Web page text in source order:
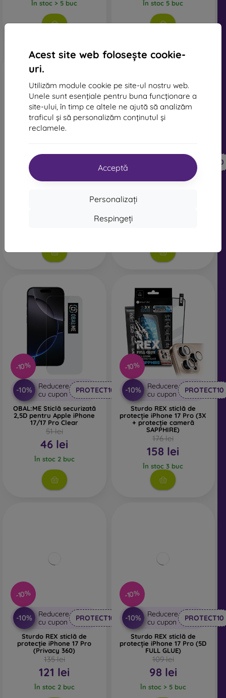
Acest site web folosește cookie-
uri.
Utilizăm module cookie pe site-ul nostru web.
Unele sunt esențiale pentru buna funcționare a
site-ului, în timp ce altele ne ajută să analizăm
traficul și să personalizăm conținutul și
reclamele.
Acceptă
Personalizați
Respingeți
În stoc > 5 buc În stoc 5 buc
-10%
Reducere
OBAL:ME Privacy 5D Sticlă
PROTECT10
OBAL:ME Protecție lentile
-10%
-10%
Reducere
cu cupon
PROTECT10
OBAL:ME Sticlă securizată
2,5D pentru Apple iPhone
17/17 Pro Clear
51 lei
46 lei
În stoc 2 buc
-10%
-10%
Reducere
cu cupon
PROTECT10
Sturdo REX sticlă de
protecție iPhone 17 Pro (3X
+ protecție cameră
SAPPHIRE)
176 lei
158 lei
În stoc 3 buc
-10%
-10%
Reducere
cu cupon
PROTECT10
Sturdo REX sticlă de
protecție iPhone 17 Pro
(Privacy 360)
135 lei
121 lei
În stoc 2 buc
-10%
-10%
Reducere
cu cupon
PROTECT10
Sturdo REX sticlă de
protecție iPhone 17 Pro (5D
FULL GLUE)
109 lei
98 lei
În stoc > 5 buc